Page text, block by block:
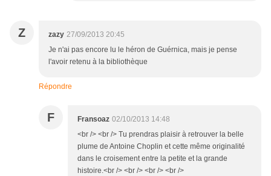
Z zazy 27/09/2013 20:45
Je n'ai pas encore lu le héron de Guérnica, mais je pense
l'avoir retenu à la bibliothèque
Répondre
F Fransoaz 02/10/2013 14:48
<br /> <br /> Tu prendras plaisir à retrouver la belle
plume de Antoine Choplin et cette même originalité
dans le croisement entre la petite et la grande
histoire.<br /> <br /> <br /> <br />